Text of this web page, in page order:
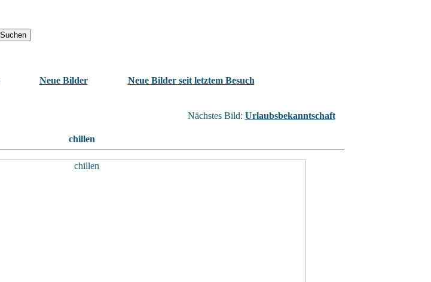
Neue Bilder
Neue Bilder seit letztem Besuch
Nächstes Bild: Urlaubsbekanntschaft
chillen